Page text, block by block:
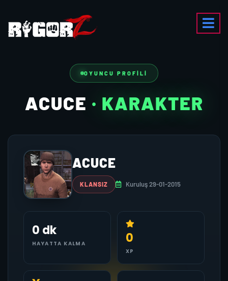
OYUNCU PROFILI
ACUCE · KARAKTER
ACUCE
KLANSIZ Kuruluş 29-01-2015
0 dk
HAYATTA KALMA 0
XP